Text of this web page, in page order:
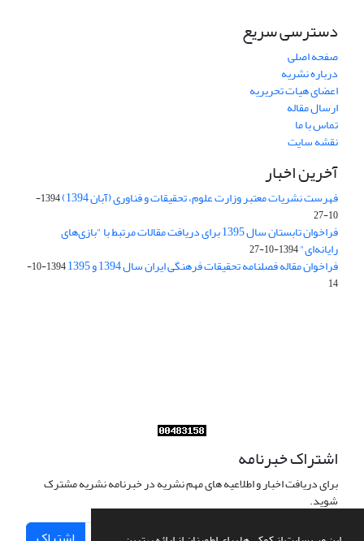
دسترسی سریع
صفحه اصلی
درباره نشریه
اعضای هیات تحریریه
ارسال مقاله
تماس با ما
نقشه سایت
آخرین اخبار
فهرست نشریات معتبر وزارت علوم، تحقیقات و فناوری (آبان 1394)
1394-
10-27
فراخوان تابستان سال 1395 برای دریافت مقالات مرتبط با "بازی‌های
رایانه‌ای"1394-10-27
فراخوان مقاله فصلنامه تحقیقات فرهنگی ایران سال 1394 و 1395
1394-10-
14
اشتراک خبرنامه
برای دریافت اخبار و اطلاعیه های مهم نشریه در خبرنامه نشریه مشترک
شوید.